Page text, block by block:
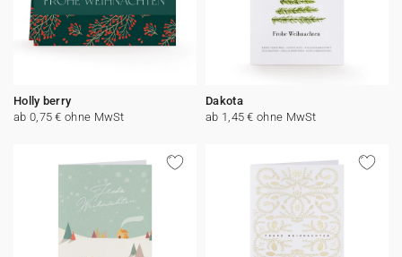
Holly berry
ab 0,75 € ohne MwSt
Dakota
ab 1,45 € ohne MwSt